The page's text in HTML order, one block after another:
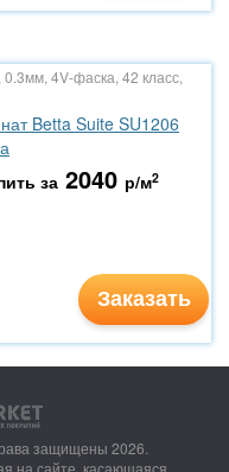
4V-фаска, 42 класс,
Betta Suite SU1206
за 2040 р/м2
Заказать
защищены 2026.
на сайте, касающаяся